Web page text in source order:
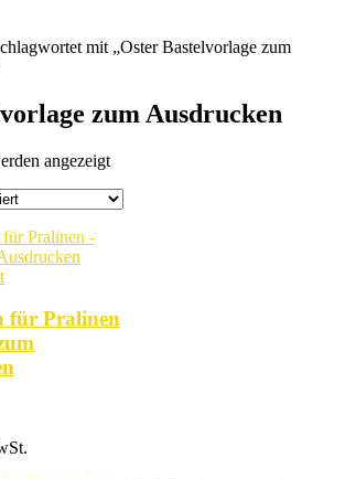
mit „Oster Bastelvorlage zum
zum Ausdrucken
angezeigtNach
sortiert
für Pralinen